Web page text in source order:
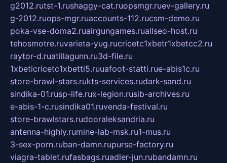
g2012.rutst-1.rushaggy-cat.ruopsmgr.ruev-gallery.ru
g-2012.ruops-mgr.ruaccounts-112.rucsm-demo.ru
poka-vse-doma2.ruairgungames.ruallseo-host.ru
tehosmotre.ruvarieta-yug.rucricetc1xbetr1xbetcc2.ru
raytor-d.ruatillagunn.ru3d-file.ru
1xbeticricetc1xbetti5.ruuafoot-statti.rue-abis1c.ru
store-brawl-stars.rukts-services.rudark-sand.ru
sindika-01.rusp-life.rux-legion.rusib-archives.ru
e-abis-1-c.rusindika01.ruvenda-festival.ru
store-brawlstars.rudooraleksandria.ru
antenna-highly.rumine-lab-msk.ru1-mus.ru
3-sex-porn.ruban-damn.rupurse-factory.ru
viagra-tablet.rufasbags.ruadler-jun.rubandamn.ru